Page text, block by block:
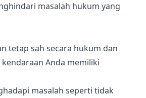
masalah hukum yang
tetap sah secara hukum dan
Anda memiliki
masalah seperti tidak